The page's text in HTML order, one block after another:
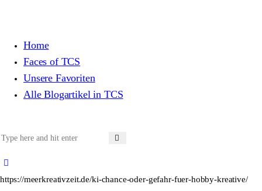
Home
Faces of TCS
Unsere Favoriten
Alle Blogartikel in TCS
https://meerkreativzeit.de/ki-chance-oder-gefahr-fuer-hobby-kreative/